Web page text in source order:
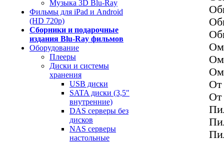
Музыка 3D Blu-Ray
Фильмы для iPad и Android
(HD 720p)
Сборники и подарочные
издания Blu-Ray фильмов
Оборудование
Плееры
Диски и системы
хранения
USB диски
SATA диски (3,5"
внутренние)
DAS серверы без
дисков
NAS серверы
настольные
От
От